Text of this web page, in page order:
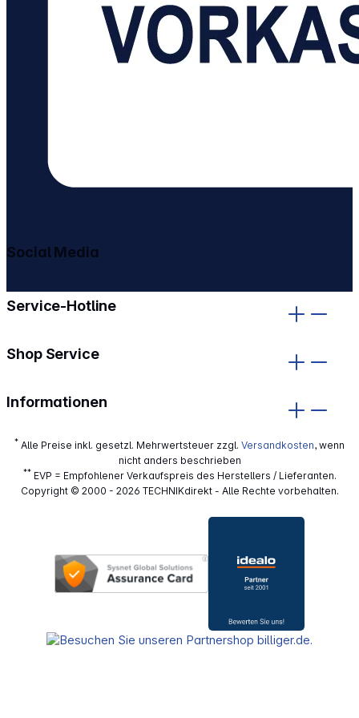
Service-Hotline
Shop Service
Informationen
Social Media
* Alle Preise inkl. gesetzl. Mehrwertsteuer zzgl. Versandkosten, wenn
nicht anders beschrieben
**EVP = Empfohlener Verkaufspreis des Herstellers / Lieferanten.
Copyright © 2000 - 2026 TECHNIKdirekt - Alle Rechte vorbehalten.